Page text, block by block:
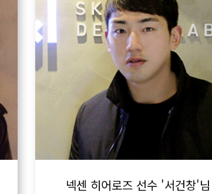
넥센 히어로즈 선수 '서건창'님